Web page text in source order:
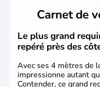
Carnet de
Le plus grand
repéré près des
Avec ses 4 mètres de
impressionne autant
Contender, ce grand